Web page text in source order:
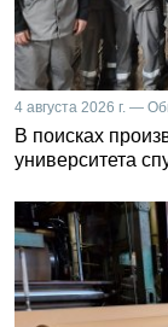
4 августа 2026 г. —
В поисках
университета